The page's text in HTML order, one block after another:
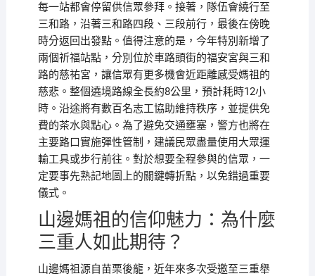
每一站都會停留供信眾參拜。接著，隊伍會繞行至
三和路，沿著三和路四段、三段前行，最後在傍晚
時分返回出發點。值得注意的是，今年特別新增了
兩個祈福站點，分別位於車路頭街的福安宮與三和
路的慈祐宮，讓信眾有更多機會近距離感受媽祖的
慈悲。整個遶境路線全長約8公里，預計耗時12小
時。沿途將有數百名志工協助維持秩序，並提供免
費的茶水與點心。為了避免交通壅塞，警方也將在
主要路口實施彈性管制，建議民眾盡量使用大眾運
輸工具或步行前往。對於想要全程參與的信眾，一
定要事先熟記地圖上的關鍵轉折點，以免錯過重要
儀式。
山邊媽祖的信仰魅力：為什麼
三重人如此期待？
山邊媽祖源自苗栗後龍，近年來多次受邀至三重舉